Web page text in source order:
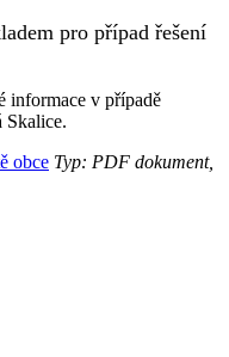
pro případ řešení
informace v případě
Skalice.
obce Typ: PDF dokument,